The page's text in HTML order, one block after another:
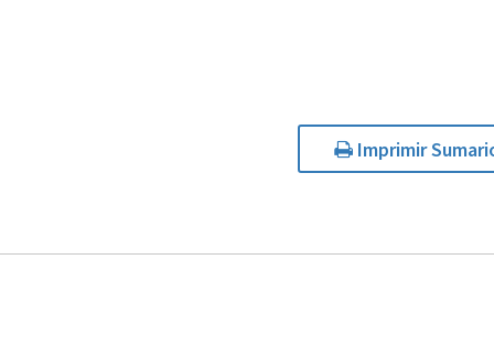
Imprimir